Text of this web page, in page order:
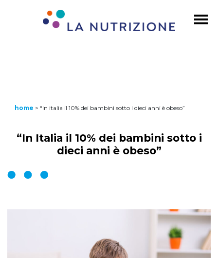
home > “in italia il 10% dei bambini sotto i dieci anni è obeso”
“In Italia il 10% dei bambini sotto i
dieci anni è obeso”